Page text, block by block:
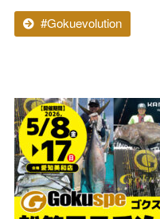
#Gokuevolution